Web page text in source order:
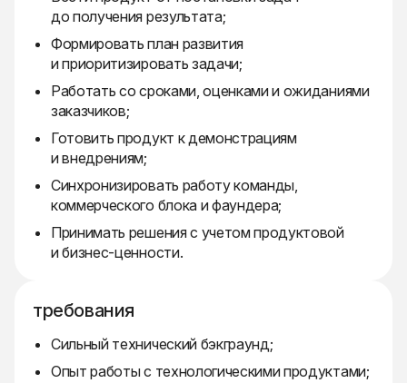
до получения результата;
Формировать план развития
и приоритизировать задачи;
Работать со сроками, оценками и ожиданиями
заказчиков;
Готовить продукт к демонстрациям
и внедрениям;
Синхронизировать работу команды,
коммерческого блока и фаундера;
Принимать решения с учетом продуктовой
и бизнес-ценности.
требования
Сильный технический бэкграунд;
Опыт работы с технологическими продуктами;